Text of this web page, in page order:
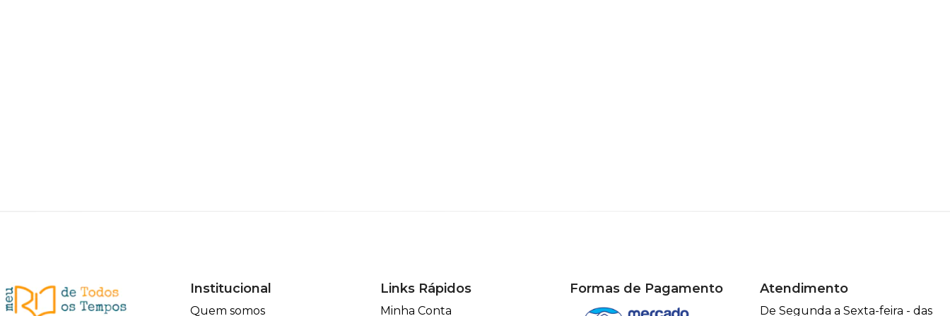
Institucional
Quem somos
Links Rápidos
Minha Conta
Formas de Pagamento Atendimento
De Segunda a Sexta-feira - das